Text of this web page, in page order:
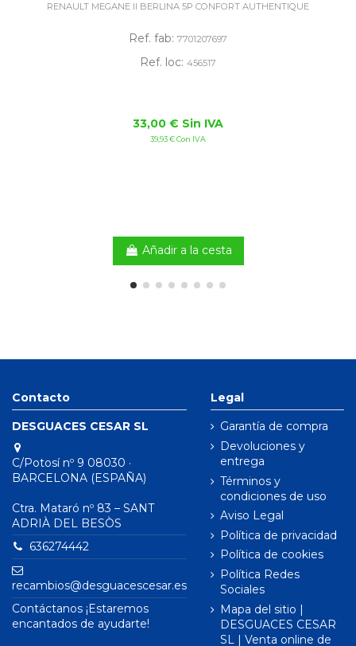
RENAULT MEGANE II BERLINA 5P CONFORT AUTHENTIQUE
Ref. fab: 7701207697
Ref. loc: 456517
33,00 € Sin IVA
39,93 € Con IVA
Añadir a la cesta
Contacto
DESGUACES CESAR SL
C/Potosí nº 9 08030 ·
BARCELONA (ESPAÑA)
Ctra. Mataró nº 83 – SANT
ADRIÀ DEL BESÒS
636274442
recambios@desguacescesar.es
Contáctanos ¡Estaremos
encantados de ayudarte!
Legal
Garantía de compra
Devoluciones y
entrega
Términos y
condiciones de uso
Aviso Legal
Política de privacidad
Política de cookies
Política Redes
Sociales
Mapa del sitio |
DESGUACES CESAR
SL | Venta online de